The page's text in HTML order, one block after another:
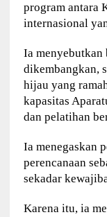
program antara
internasional
Ia menyebutkan
dikembangkan,
hijau yang
kapasitas
dan pelatihan
Ia menegaskan
perencanaan
sekadar
Karena itu, ia